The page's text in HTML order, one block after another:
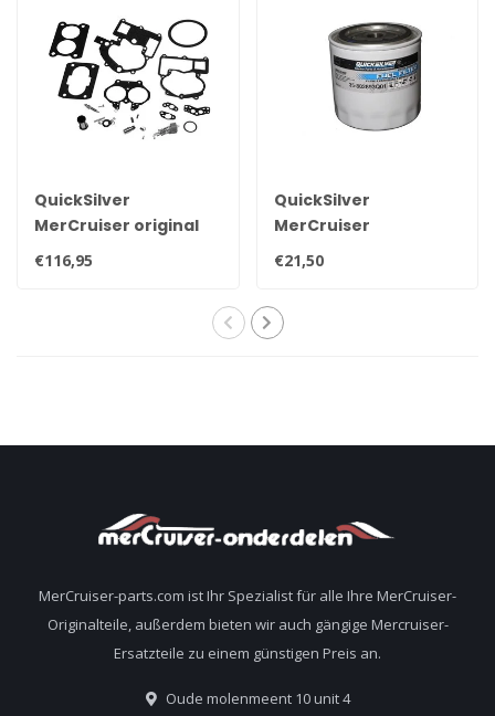
QuickSilver
MerCruiser original
Vergaser-
Reparatursatz
€116,95
QuickSilver
MerCruiser
Kraftstoff- und
Wasserabscheiderfilter
€21,50
MerCruiser-parts.com ist Ihr Spezialist für alle Ihre MerCruiser-
Originalteile, außerdem bieten wir auch gängige Mercruiser-
Ersatzteile zu einem günstigen Preis an.
Oude molenmeent 10 unit 4